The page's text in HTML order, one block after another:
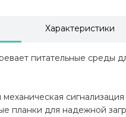
Характеристики
питательные среды
механическая
планки для надежной